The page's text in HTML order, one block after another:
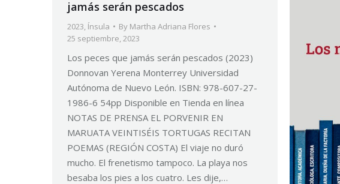
jamás serán pescados
2023, Ínsula By Martha Adriana Flores
25 septiembre, 2023
Los peces que jamás serán pescados (2023)
Donnovan Yerena Monterrey Universidad
Autónoma de Nuevo León. ISBN: 978-607-27-
1986-6 54pp Disponible en Tienda en línea
NOTAS DE PRENSA EL PORVENIR EN
MARUATA VEINTISÉIS TORTUGAS RECITAN
POEMAS (REGIÓN COSTA) El viaje no duró
mucho. El frenetismo tampoco. La playa nos
besaba los pies a los cuatro. Les dije,…